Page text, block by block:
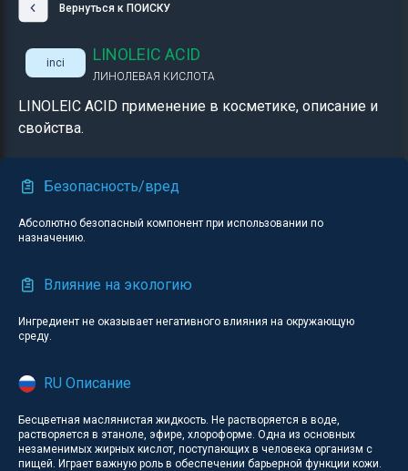
Вернуться к ПОИСКУ
inci LINOLEIC ACID
ЛИНОЛЕВАЯ КИСЛОТА
LINOLEIC ACID применение в косметике, описание и
свойства.
Безопасность/вред
Абсолютно безопасный компонент при использовании по
назначению.
Влияние на экологию
Ингредиент не оказывает негативного влияния на окружающую
среду.
RU Описание
Бесцветная маслянистая жидкость. Не растворяется в воде,
растворяется в этаноле, эфире, хлороформе. Одна из основных
незаменимых жирных кислот, поступающих в человека организм с
пищей. Играет важную роль в обеспечении барьерной функции кожи.